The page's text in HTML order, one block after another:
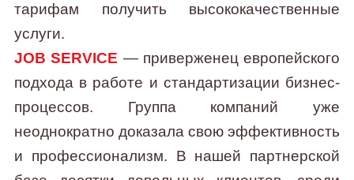
тарифам получить высококачественные
услуги.
JOB SERVICE — приверженец европейского
подхода в работе и стандартизации бизнес-
процессов. Группа компаний уже
неоднократно доказала свою эффективность
и профессионализм. В нашей партнерской